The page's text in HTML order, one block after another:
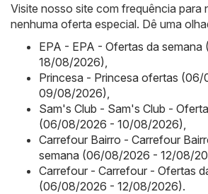
Visite nosso site com frequência para
nenhuma oferta especial. Dê uma
EPA - EPA - Ofertas da
18/08/2026)
Princesa - Princesa ofertas
09/08/2026)
Sam's Club - Sam's Club -
(06/08/2026 - 10/08/2026)
Carrefour Bairro - Carrefour
semana (06/08/2026 - 12/08/
Carrefour - Carrefour - Ofertas
(06/08/2026 - 12/08/2026).